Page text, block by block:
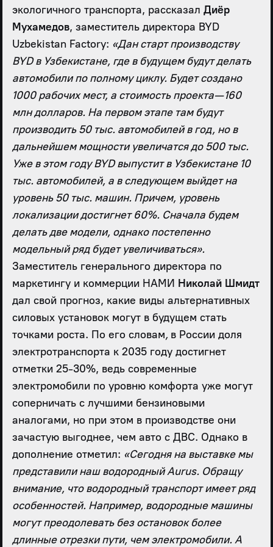
экологичного транспорта, рассказал Диёр
Мухамедов, заместитель директора BYD
Uzbekistan Factory: «Дан старт производству
BYD в Узбекистане, где в будущем будут делать
автомобили по полному циклу. Будет создано
1000 рабочих мест, а стоимость проекта — 160
млн долларов. На первом этапе там будут
производить 50 тыс. автомобилей в год, но в
дальнейшем мощности увеличатся до 500 тыс.
Уже в этом году BYD выпустит в Узбекистане 10
тыс. автомобилей, а в следующем выйдет на
уровень 50 тыс. машин. Причем, уровень
локализации достигнет 60%. Сначала будем
делать две модели, однако постепенно
модельный ряд будет увеличиваться».
Заместитель генерального директора по
маркетингу и коммерции НАМИ Николай Шмидт
дал свой прогноз, какие виды альтернативных
силовых установок могут в будущем стать
точками роста. По его словам, в России доля
электротранспорта к 2035 году достигнет
отметки 25-30%, ведь современные
электромобили по уровню комфорта уже могут
соперничать с лучшими бензиновыми
аналогами, но при этом в производстве они
зачастую выгоднее, чем авто с ДВС. Однако в
дополнение отметил: «Сегодня на выставке мы
представили наш водородный Aurus. Обращу
внимание, что водородный транспорт имеет ряд
особенностей. Например, водородные машины
могут преодолевать без остановок более
длинные отрезки пути, чем электромобили. А